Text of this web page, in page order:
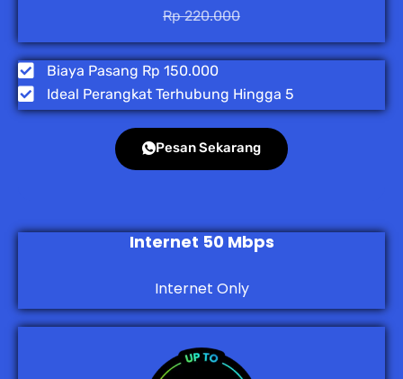
Rp 220.000
Biaya Pasang Rp 150.000
Ideal Perangkat Terhubung Hingga 5
Pesan Sekarang
Internet 50 Mbps
Internet Only